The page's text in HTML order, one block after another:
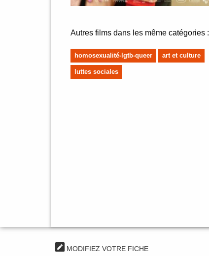
Autres films dans les même catégories :
homosexualité-lgtb-queer art et culture
luttes sociales
MODIFIEZ VOTRE FICHE